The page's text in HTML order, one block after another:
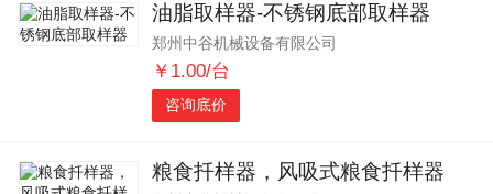
油脂取样器-不锈钢底部取样器
郑州中谷机械设备有限公司
￥1.00/台
咨询底价
粮食扦样器，风吸式粮食扦样器